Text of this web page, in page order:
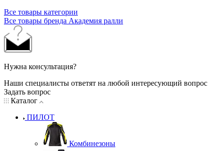
Все товары категории
Все товары бренда Академия ралли
Нужна консультация?
Наши специалисты ответят на любой интересующий вопрос
Задать вопрос
Каталог
ПИЛОТ
Комбинезоны